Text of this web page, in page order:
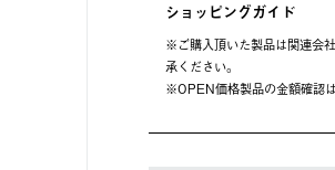
ショッピングガイド
※ご購⼊頂いた製品は関連会
承ください。
※OPEN価格製品の⾦額確認